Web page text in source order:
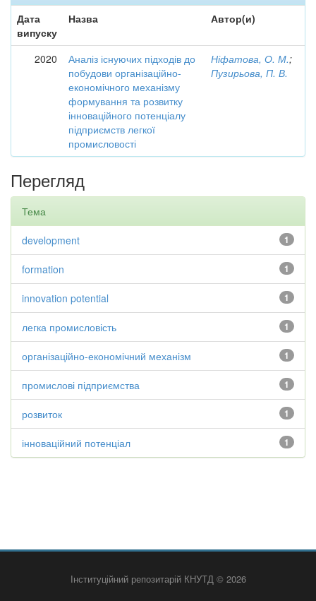
Дата
випуску
Назва Автор(и)
2020
Аналіз існуючих підходів до
побудови організаційно-
економічного механізму
формування та розвитку
інноваційного потенціалу
підприємств легкої
промисловості
Ніфатова, О. М.;
Пузирьова, П. В.
Перегляд
Тема
1
development
1
formation
1
innovation potential
1
легка промисловість
1
організаційно-економічний механізм
1
промислові підприємства
1
розвиток
1
інноваційний потенціал
Інституційний репозитарій КНУТД © 2026